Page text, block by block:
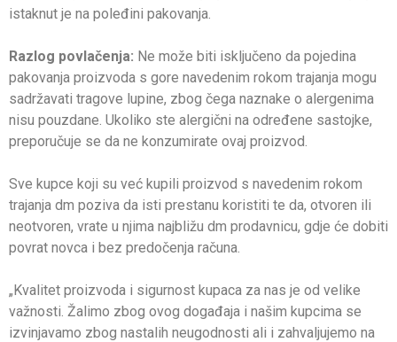
istaknut je na poleđini pakovanja.
Razlog povlačenja: Ne može biti isključeno da pojedina
pakovanja proizvoda s gore navedenim rokom trajanja mogu
sadržavati tragove lupine, zbog čega naznake o alergenima
nisu pouzdane. Ukoliko ste alergični na određene sastojke,
preporučuje se da ne konzumirate ovaj proizvod.
Sve kupce koji su već kupili proizvod s navedenim rokom
trajanja dm poziva da isti prestanu koristiti te da, otvoren ili
neotvoren, vrate u njima najbližu dm prodavnicu, gdje će dobiti
povrat novca i bez predočenja računa.
„Kvalitet proizvoda i sigurnost kupaca za nas je od velike
važnosti. Žalimo zbog ovog događaja i našim kupcima se
izvinjavamo zbog nastalih neugodnosti ali i zahvaljujemo na